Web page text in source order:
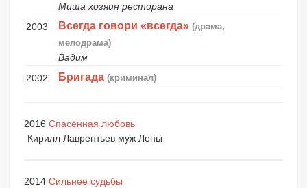
Миша хозяин ресторана
2003
Всегда говори «всегда» (драма,
мелодрама)
Вадим
2002
Бригада (криминал)
2016 Спасённая любовь
Кирилл Лаврентьев муж Лены
2014 Сильнее судьбы